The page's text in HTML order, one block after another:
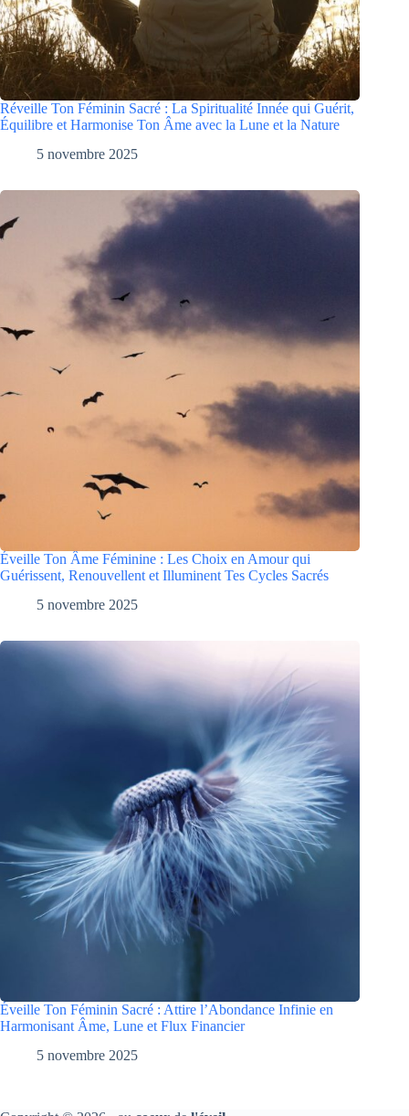
Réveille Ton Féminin Sacré : La Spiritualité Innée qui Guérit,
Équilibre et Harmonise Ton Âme avec la Lune et la Nature
5 novembre 2025
Éveille Ton Âme Féminine : Les Choix en Amour qui
Guérissent, Renouvellent et Illuminent Tes Cycles Sacrés
5 novembre 2025
Éveille Ton Féminin Sacré : Attire l’Abondance Infinie en
Harmonisant Âme, Lune et Flux Financier
5 novembre 2025